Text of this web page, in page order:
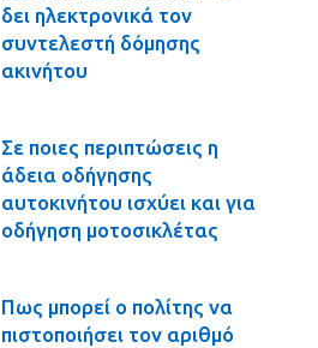
δει ηλεκτρονικά τον
συντελεστή δόμησης
ακινήτου
Σε ποιες περιπτώσεις η
άδεια οδήγησης
αυτοκινήτου ισχύει και για
οδήγηση μοτοσικλέτας
Πως μπορεί ο πολίτης να
πιστοποιήσει τον αριθμό